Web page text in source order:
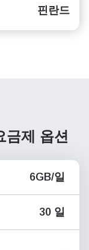
핀란드
금제 옵션
6GB/일
30 일